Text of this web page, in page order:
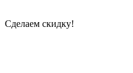
Сделаем скидку!